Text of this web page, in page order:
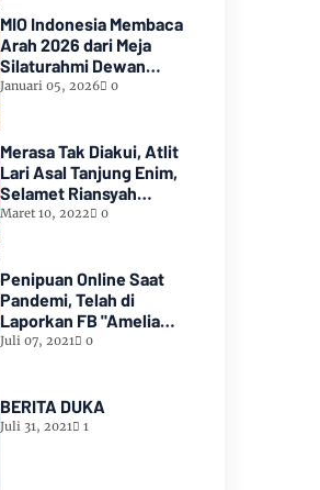
MIO Indonesia Membaca
Arah 2026 dari Meja
Silaturahmi Dewan
Kehormatan
Januari 05, 2026 0
Merasa Tak Diakui, Atlit
Lari Asal Tanjung Enim,
Selamet Riansyah
Sukses di Papua dan
Maret 10, 2022 0
Penipuan Online Saat
Pandemi, Telah di
Laporkan FB "Amelia
Achmad"
Juli 07, 2021 0
BERITA DUKA
Juli 31, 2021 1